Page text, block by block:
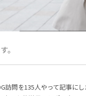
。
訪問を135人やって記事に